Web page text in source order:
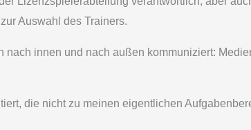
Auswahl des Trainers.
innen und nach außen kommuniziert:
die nicht zu meinen eigentlichen